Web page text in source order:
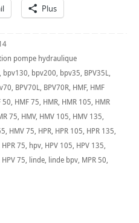
Plus
pompe hydraulique
bpv130, bpv200, bpv35, BPV35L,
, BPV70L, BPV70R, HMF, HMF
50, HMF 75, HMR, HMR 105, HMR
75, HMV, HMV 105, HMV 135,
, HMV 75, HPR, HPR 105, HPR 135,
HPR 75, hpv, HPV 105, HPV 135,
HPV 75, linde, linde bpv, MPR 50,